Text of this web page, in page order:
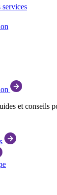
services
et conseils